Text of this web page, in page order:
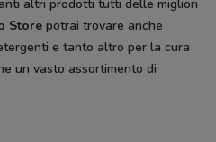
altri prodotti tutti delle migliori
Store potrai trovare anche
e tanto altro per la cura
un vasto assortimento di